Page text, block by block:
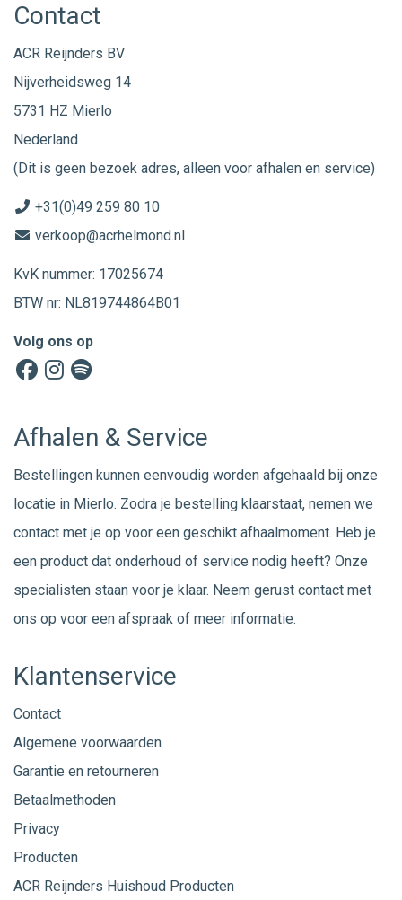
Contact
ACR Reijnders BV
Nijverheidsweg 14
5731 HZ Mierlo
Nederland
(Dit is geen bezoek adres, alleen voor afhalen en service)
+31(0)49 259 80 10
verkoop@acrhelmond.nl
KvK nummer: 17025674
BTW nr: NL819744864B01
Volg ons op
Afhalen & Service
Bestellingen kunnen eenvoudig worden afgehaald bij onze
locatie in Mierlo. Zodra je bestelling klaarstaat, nemen we
contact met je op voor een geschikt afhaalmoment. Heb je
een product dat onderhoud of service nodig heeft? Onze
specialisten staan voor je klaar. Neem gerust contact met
ons op voor een afspraak of meer informatie.
Klantenservice
Contact
Algemene voorwaarden
Garantie en retourneren
Betaalmethoden
Privacy
Producten
ACR Reijnders Huishoud Producten